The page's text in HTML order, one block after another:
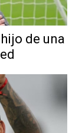
de una